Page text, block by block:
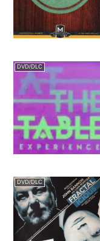
DVD/DLC
DVD/DLC